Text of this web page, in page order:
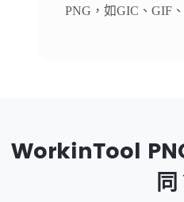
PNG，如GIC、GIF
WorkinTool
同